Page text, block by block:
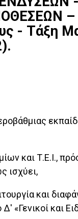
–
- Τάξη
και Τ.Ε.Ι.,
ισχύει,
και
«Γενικοί και